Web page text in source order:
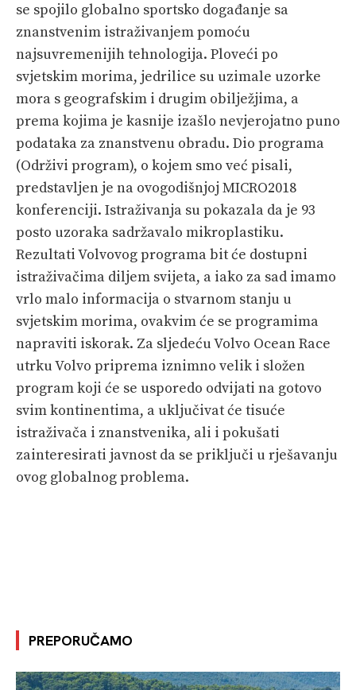
se spojilo globalno sportsko događanje sa
znanstvenim istraživanjem pomoću
najsuvremenijih tehnologija. Ploveći po
svjetskim morima, jedrilice su uzimale uzorke
mora s geografskim i drugim obilježjima, a
prema kojima je kasnije izašlo nevjerojatno puno
podataka za znanstvenu obradu. Dio programa
(Održivi program), o kojem smo već pisali,
predstavljen je na ovogodišnjoj MICRO2018
konferenciji. Istraživanja su pokazala da je 93
posto uzoraka sadržavalo mikroplastiku.
Rezultati Volvovog programa bit će dostupni
istraživačima diljem svijeta, a iako za sad imamo
vrlo malo informacija o stvarnom stanju u
svjetskim morima, ovakvim će se programima
napraviti iskorak. Za sljedeću Volvo Ocean Race
utrku Volvo priprema iznimno velik i složen
program koji će se usporedo odvijati na gotovo
svim kontinentima, a uključivat će tisuće
istraživača i znanstvenika, ali i pokušati
zainteresirati javnost da se priključi u rješavanju
ovog globalnog problema.
PREPORUČAMO